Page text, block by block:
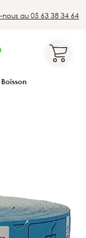
au 05 63 38 34 64